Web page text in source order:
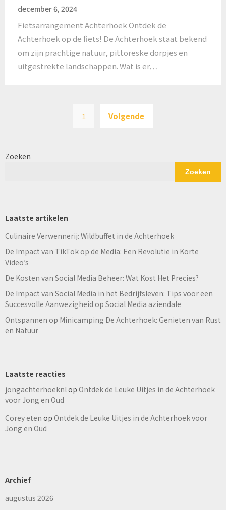
december 6, 2024
Fietsarrangement Achterhoek Ontdek de
Achterhoek op de fiets! De Achterhoek staat bekend
om zijn prachtige natuur, pittoreske dorpjes en
uitgestrekte landschappen. Wat is er…
paginering
1 Volgende
Zoeken
Zoeken
Laatste artikelen
Culinaire Verwennerij: Wildbuffet in de Achterhoek
De Impact van TikTok op de Media: Een Revolutie in Korte
Video’s
De Kosten van Social Media Beheer: Wat Kost Het Precies?
De Impact van Social Media in het Bedrijfsleven: Tips voor een
Succesvolle Aanwezigheid op Social Media aziendale
Ontspannen op Minicamping De Achterhoek: Genieten van Rust
en Natuur
Laatste reacties
jongachterhoeknlop Ontdek de Leuke Uitjes in de Achterhoek
voor Jong en Oud
Corey eten op Ontdek de Leuke Uitjes in de Achterhoek voor
Jong en Oud
Archief
augustus 2026